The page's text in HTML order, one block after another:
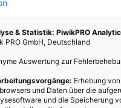
& Statistik: PiwikPRO
PRO GmbH, Deutschland
Auswertung zur
Erhebung
und Daten über die
und die Speicherung